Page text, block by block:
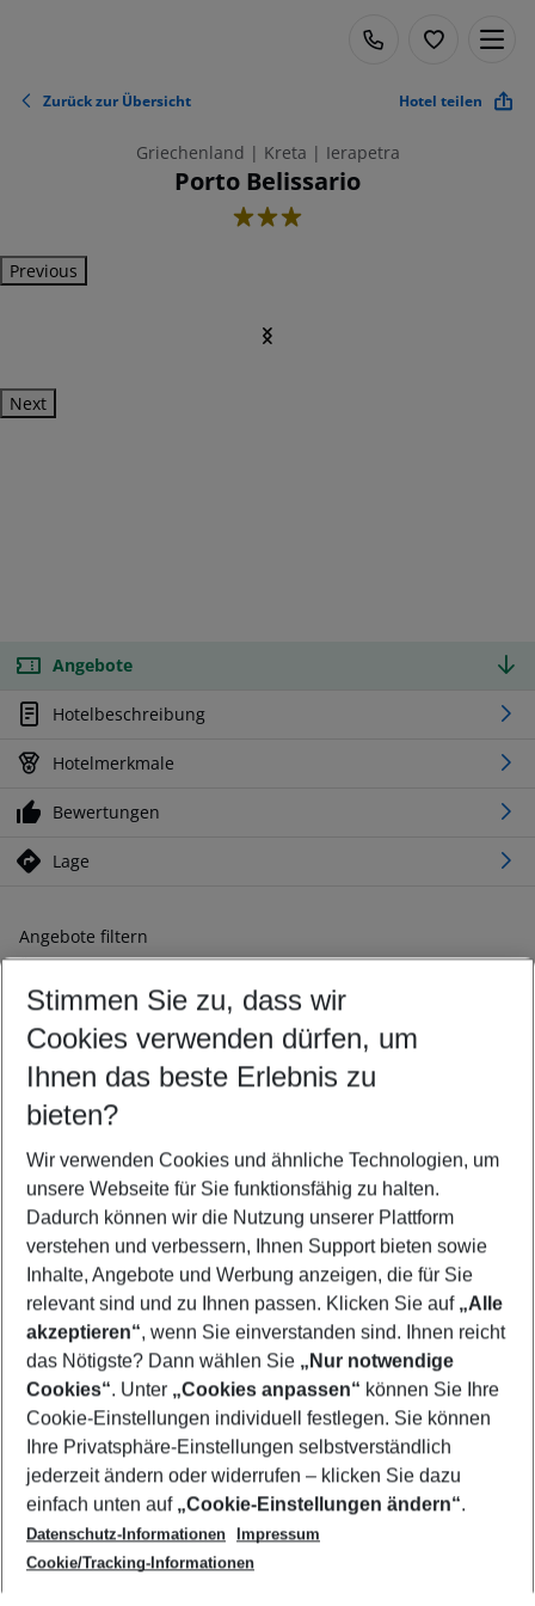
Zurück zur Übersicht Hotel teilen
Griechenland | Kreta | Ierapetra
Porto Belissario
3
Previous
Next
Angebote
Hotelbeschreibung
Hotelmerkmale
Bewertungen
Lage
Angebote filtern
Ändern Sie Ihre Kriterien nach Ihren Wünschen
Abflughafen wählen
Beliebiger Abflughafen
Reisezeitraum wählen
08.08.26– 06.08.27 5-8 Nächte
2 Erwachsene Keine Kinder
Mehr Filter anzeigen
Footer
Footer navigation
Über uns
AGB
Cookie-Einstellungen ändern
Cookie-Richtlinie
Datenschutz
Service & Hilfe
Barrierefreies Reisen
Check-in
Folgen Sie uns
Stimmen Sie zu, dass wir
Cookies verwenden dürfen, um
Ihnen das beste Erlebnis zu
bieten?
Wir verwenden Cookies und ähnliche Technologien, um
unsere Webseite für Sie funktionsfähig zu halten.
Dadurch können wir die Nutzung unserer Plattform
verstehen und verbessern, Ihnen Support bieten sowie
Inhalte, Angebote und Werbung anzeigen, die für Sie
relevant sind und zu Ihnen passen. Klicken Sie auf „Alle
akzeptieren“, wenn Sie einverstanden sind. Ihnen reicht
das Nötigste? Dann wählen Sie „Nur notwendige
Cookies“. Unter „Cookies anpassen“ können Sie Ihre
Cookie-Einstellungen individuell festlegen. Sie können
Ihre Privatsphäre-Einstellungen selbstverständlich
jederzeit ändern oder widerrufen – klicken Sie dazu
einfach unten auf „Cookie-Einstellungen ändern“.
Datenschutz-Informationen
Impressum
Cookie/Tracking-Informationen